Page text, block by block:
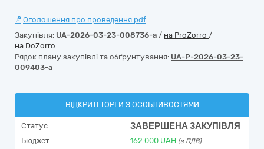
Оголошення про проведення.pdf
Закупівля: UA-2026-03-23-008736-a / на ProZorro /
на DoZorro
Рядок плану закупівлі та обґрунтування: UA-P-2026-03-23-
009403-a
ВІДКРИТІ ТОРГИ З ОСОБЛИВОСТЯМИ
Статус: ЗАВЕРШЕНА ЗАКУПІВЛЯ
Бюджет: 162 000 UAH (з ПДВ)